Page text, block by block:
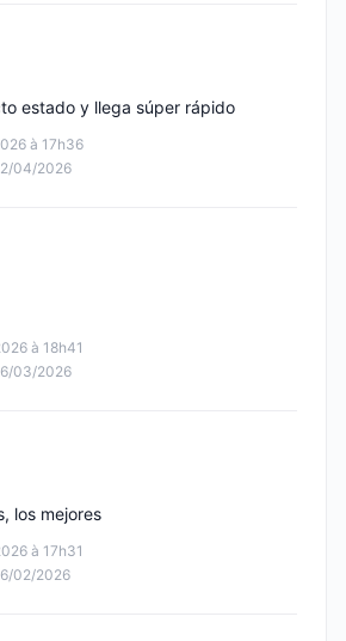
à 17h36
04/2026
estado y llega súper rápido
à 18h41
03/2026
à 17h31
02/2026
los mejores